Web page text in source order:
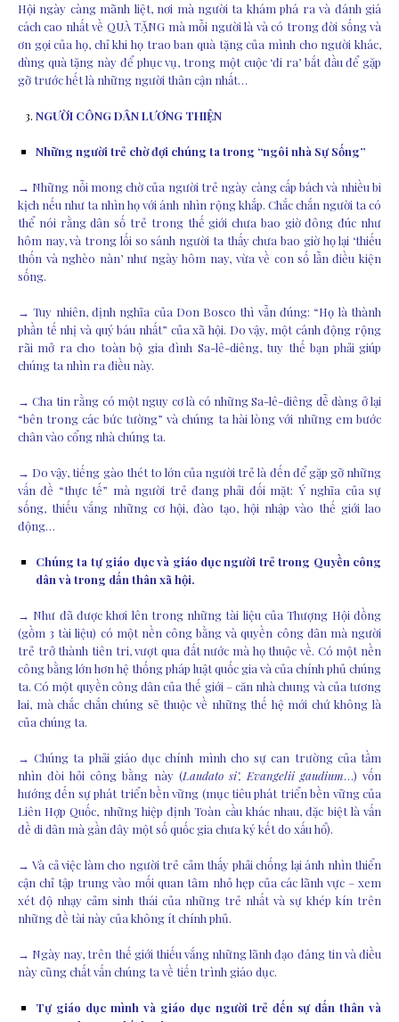
Hội ngày càng mãnh liệt, nơi mà người ta khám phá ra và đánh giá
cách cao nhất về QUÀ TẶNG mà mỗi người là và có trong đời sống và
ơn gọi của họ, chỉ khi họ trao ban quà tặng của mình cho người khác,
dùng quà tặng này để phục vụ, trong một cuộc ‘đi ra’ bắt đầu để gặp
gỡ trước hết là những người thân cận nhất…
NGƯỜI CÔNG DÂN LƯƠNG THIỆN
Những người trẻ chờ đợi chúng ta trong “ngôi nhà Sự Sống”
→ Những nỗi mong chờ của người trẻ ngày càng cấp bách và nhiều bi
kịch nếu như ta nhìn họ với ánh nhìn rộng khắp. Chắc chắn người ta có
thể nói rằng dân số trẻ trong thế giới chưa bao giờ đông đúc như
hôm nay, và trong lối so sánh người ta thấy chưa bao giờ họ lại ‘thiếu
thốn và nghèo nàn’ như ngày hôm nay, vừa về con số lẫn điều kiện
sống.
→ Tuy nhiên, định nghĩa của Don Bosco thì vẫn đúng: “Họ là thành
phần tế nhị và quý báu nhất” của xã hội. Do vậy, một cánh động rộng
rãi mở ra cho toàn bộ gia đình Sa-lê-diêng, tuy thế bạn phải giúp
chúng ta nhìn ra điều này.
→ Cha tin rằng có một nguy cơ là có những Sa-lê-diêng dễ dàng ở lại
“bên trong các bức tường” và chúng ta hài lòng với những em bước
chân vào cổng nhà chúng ta.
→ Do vậy, tiếng gào thét to lớn của người trẻ là đến để gặp gỡ những
vấn đề “thực tế” mà người trẻ đang phải đối mặt: Ý nghĩa của sự
sống, thiếu vắng những cơ hội, đào tạo, hội nhập vào thế giới lao
động…
Chúng ta tự giáo dục và giáo dục người trẻ trong Quyền công
dân và trong dấn thân xã hội.
→ Như đã được khơi lên trong những tài liệu của Thượng Hội đồng
(gồm 3 tài liệu) có một nền công bằng và quyền công dân mà người
trẻ trở thành tiên tri, vượt qua đất nước mà họ thuộc về. Có một nền
công bằng lớn hơn hệ thống pháp luật quốc gia và của chính phủ chúng
ta. Có một quyền công dân của thế giới – căn nhà chung và của tương
lai, mà chắc chắn chúng sẽ thuộc về những thế hệ mới chứ không là
của chúng ta.
→ Chúng ta phải giáo dục chính mình cho sự can trường của tầm
nhìn đòi hỏi công bằng này (Laudato si’, Evangelii gaudium…) vốn
hướng đến sự phát triển bền vững (mục tiêu phát triển bền vững của
Liên Hợp Quốc, những hiệp định Toàn cầu khác nhau, đặc biệt là vấn
đề di dân mà gần đây một số quốc gia chưa ký kết do xấu hổ).
→ Và cả việc làm cho người trẻ cảm thấy phải chống lại ánh nhìn thiển
cận chỉ tập trung vào mối quan tâm nhỏ hẹp của các lãnh vực – xem
xét độ nhạy cảm sinh thái của những trẻ nhất và sự khép kín trên
những đề tài này của không ít chính phủ.
→ Ngày nay, trên thế giới thiếu vắng những lãnh đạo đáng tin và điều
này cũng chất vấn chúng ta về tiến trình giáo dục.
Tự giáo dục mình và giáo dục người trẻ đến sự dấn thân và